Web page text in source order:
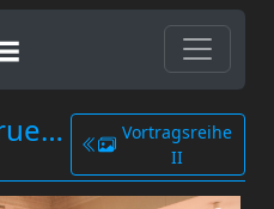
0003ArabischerFruehling.jpg
Vortragsreihe
II